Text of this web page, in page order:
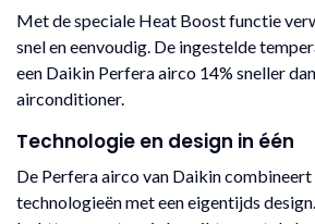
Met de speciale Heat Boost functie
snel en eenvoudig. De ingestelde
een Daikin Perfera airco 14% sneller
airconditioner.
Technologie en design in één
De Perfera airco van Daikin combineert
technologieën met een eigentijds